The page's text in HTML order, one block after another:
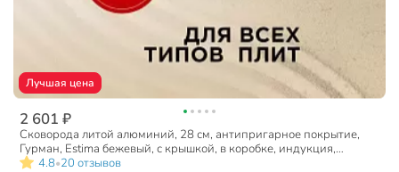
Лучшая цена
2 601 ₽
Сковорода литой алюминий, 28 см, антипригарное покрытие,
Гурман, Estima бежевый, с крышкой, в коробке, индукция,
ГМ2802 ЭБИ
4.8•20 отзывов